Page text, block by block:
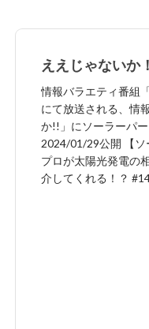
ええじゃないか
情報バラエティ番組「ええ
にて放送される、情
か!!」にソーラーパ
2024/01/29公開 【
プロが太陽光発電の
介してくれる！？